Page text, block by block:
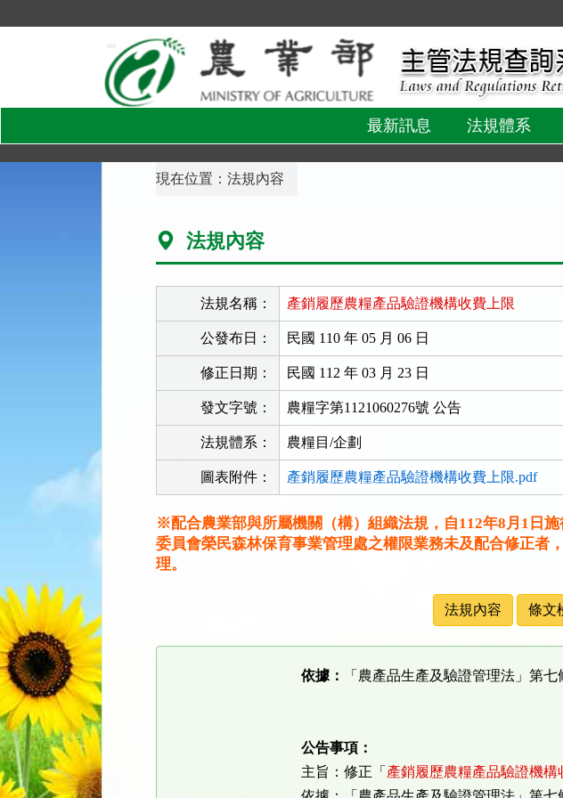
到
區
最新訊息 法規體系
現在位置：法規內容
法規內容
法規名稱： 產銷履歷農糧產品驗證機構收費上限
公發布日： 民國 110 年 05 月 06 日
修正日期： 民國 112 年 03 月 23 日
發文字號： 農糧字第1121060276號 公告
法規體系： 農糧目/企劃
圖表附件： 產銷履歷農糧產品驗證機構收費上限.pdf
※配合農業部與所屬機關（構）組織法規，自112年8月1日
委員會榮民森林保育事業管理處之權限業務未及配合修正者
理。
法規內容 條文
依據： 「農產品生產及驗證管理法」第七
公告事項：
主旨：修正「 產銷履歷農糧產品驗證機構